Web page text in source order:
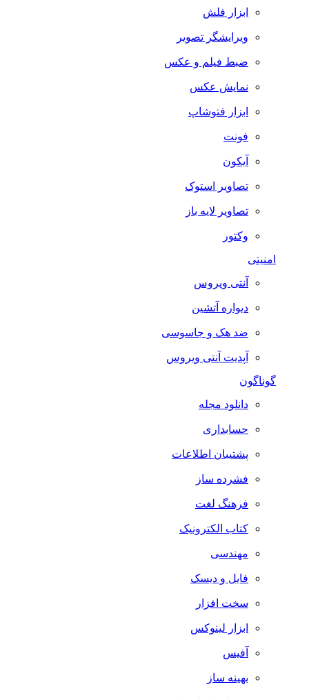
ابزار فلش
ویرایشگر تصویر
ضبط فيلم و عكس
نمایش عکس
ابزار فتوشاپ
فونت
آیکون
تصاویر استوک
تصاویر لایه باز
وکتور
آنتی ویروس
دیواره آتشین
ضد هک و جاسوسی
آپدیت آنتی ویروس
گوناگون
دانلود مجله
حسابداری
پشتیبان اطلاعات
فشرده ساز
فرهنگ لغت
کتاب الکترونیک
مهندسی
فایل و دیسک
سخت افزار
ابزار لینوکس
آفیس
بهینه ساز